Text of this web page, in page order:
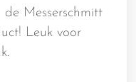
Messerschmitt
Leuk voor